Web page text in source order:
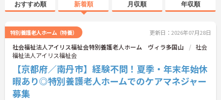
おすすめ順 新着順 月収順 年収順
特別養護老人ホーム（特養） 更新日：2026年07月28日
社会福祉法人アイリス福祉会特別養護老人ホーム ヴィラ多国山
社会
福祉法人アイリス福祉会
【京都府／南丹市】経験不問！夏季・年末年始休
暇あり◎特別養護老人ホームでのケアマネジャー
募集